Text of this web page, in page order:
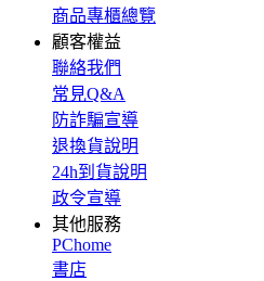
商品專櫃總覽
顧客權益
聯絡我們
常見Q&A
防詐騙宣導
退換貨說明
24h到貨說明
政令宣導
其他服務
PChome
書店